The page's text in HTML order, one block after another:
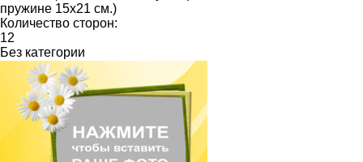
пружине 15х21 см.)
Количество сторон:
12
Без категории